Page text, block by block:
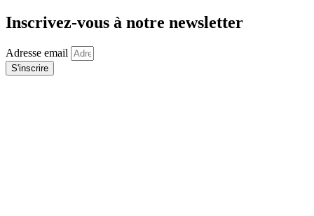
Inscrivez-vous à notre newsletter
Adresse email
S'inscrire